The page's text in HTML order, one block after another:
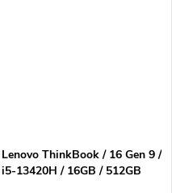
Lenovo ThinkBook / 16 Gen 9 /
i5-13420H / 16GB / 512GB